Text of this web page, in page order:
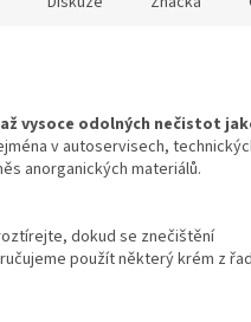
vysoce odolných nečistot
v autoservisech,
anorganických materiálů.​
dokud se znečištění
použít některý krém z